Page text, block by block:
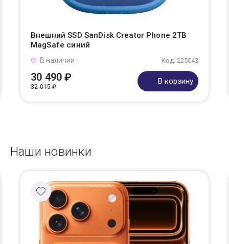
Внешний SSD SanDisk Creator Phone 2TB
MagSafe синий
Код: 225043
В наличии
30 490 ₽
32 015 ₽
В корзину
Наши новинки